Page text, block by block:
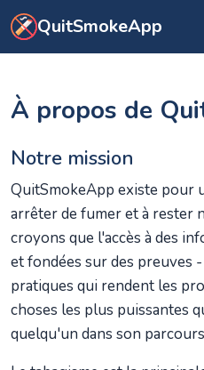
Aller au contenu principal
QuitSmokeApp
À propos de
Notre mission
QuitSmokeApp existe pour
arrêter de fumer et à rester
croyons que l'accès à des
et fondées sur des preuves
pratiques qui rendent les
choses les plus puissantes
quelqu'un dans son